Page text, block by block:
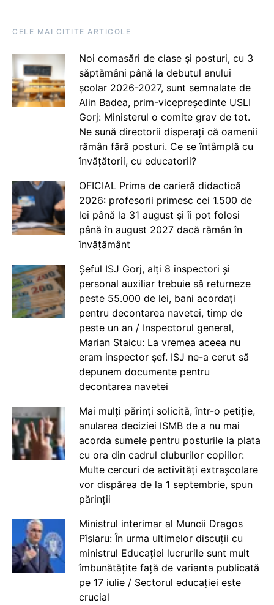
CELE MAI CITITE ARTICOLE
Noi comasări de clase și posturi, cu 3
săptămâni până la debutul anului
școlar 2026-2027, sunt semnalate de
Alin Badea, prim-vicepreședinte USLI
Gorj: Ministerul o comite grav de tot.
Ne sună directorii disperați că oamenii
rămân fără posturi. Ce se întâmplă cu
învățătorii, cu educatorii?
OFICIAL Prima de carieră didactică
2026: profesorii primesc cei 1.500 de
lei până la 31 august și îi pot folosi
până în august 2027 dacă rămân în
învățământ
Șeful ISJ Gorj, alți 8 inspectori și
personal auxiliar trebuie să returneze
peste 55.000 de lei, bani acordați
pentru decontarea navetei, timp de
peste un an / Inspectorul general,
Marian Staicu: La vremea aceea nu
eram inspector șef. ISJ ne-a cerut să
depunem documente pentru
decontarea navetei
Mai mulți părinți solicită, într-o petiție,
anularea deciziei ISMB de a nu mai
acorda sumele pentru posturile la plata
cu ora din cadrul cluburilor copiilor:
Multe cercuri de activități extrașcolare
vor dispărea de la 1 septembrie, spun
părinții
Ministrul interimar al Muncii Dragos
Pîslaru: În urma ultimelor discuții cu
ministrul Educației lucrurile sunt mult
îmbunătățite față de varianta publicată
pe 17 iulie / Sectorul educației este
crucial